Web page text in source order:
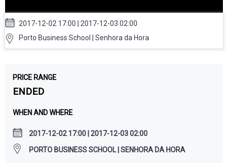
2017-12-02 17:00 | 2017-12-03 02:00
Porto Business School | Senhora da Hora
PRICE RANGE
ENDED
WHEN AND WHERE
2017-12-02 17:00 | 2017-12-03 02:00
PORTO BUSINESS SCHOOL | SENHORA DA HORA